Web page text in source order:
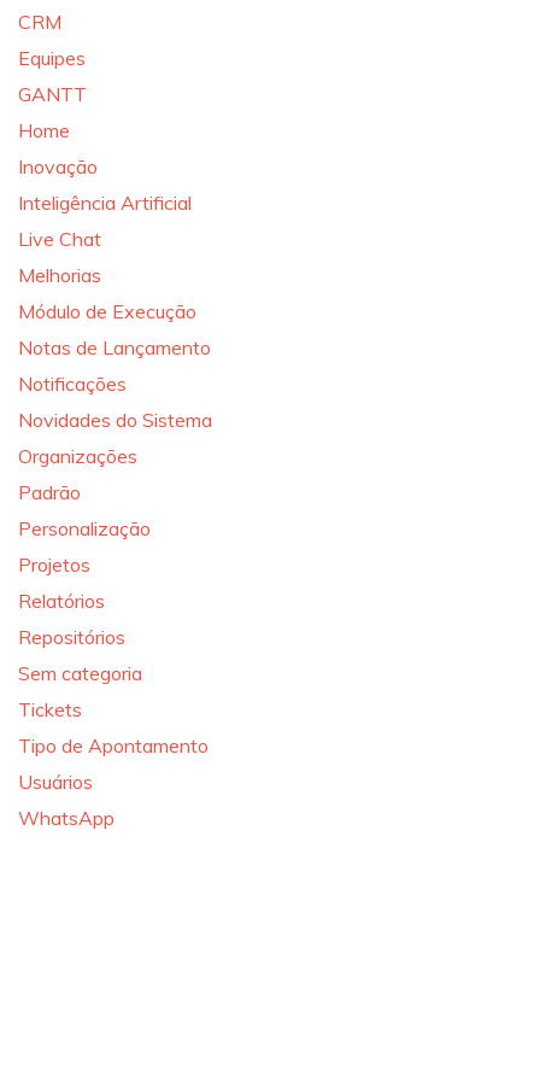
CRM
Equipes
GANTT
Home
Inovação
Inteligência Artificial
Live Chat
Melhorias
Módulo de Execução
Notas de Lançamento
Notificações
Novidades do Sistema
Organizações
Padrão
Personalização
Projetos
Relatórios
Repositórios
Sem categoria
Tickets
Tipo de Apontamento
Usuários
WhatsApp